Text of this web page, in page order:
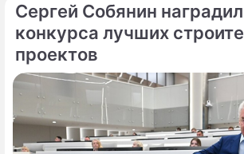
талантов.
Сергей Собянин
конкурса лучших
проектов